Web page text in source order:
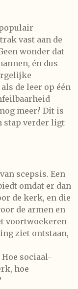
vast aan de
wonder dat
én dus
de leer op één
meer? Dit is
stap verder ligt
scepsis. Een
omdat er dan
de kerk, en die
de armen en
voortwoekeren
ziet ontstaan,
sociaal-
hoe